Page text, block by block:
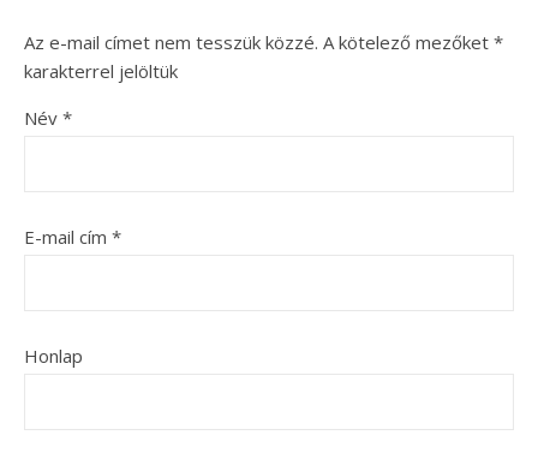
Az e-mail címet nem tesszük közzé. A kötelező mezőket *
karakterrel jelöltük
Név *
E-mail cím *
Honlap